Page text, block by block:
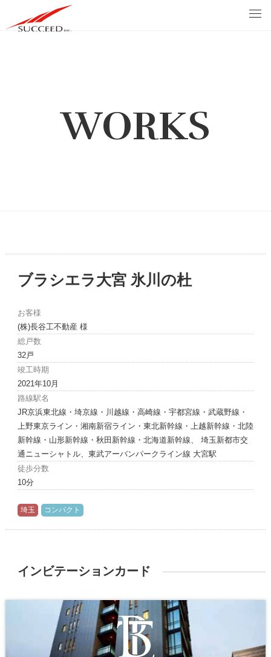
WORKS
ブラシエラ大宮 氷川の杜
お客様
(株)長谷工不動産 様
総戸数
32戸
竣工時期
2021年10月
路線駅名
JR京浜東北線・埼京線・川越線・高崎線・宇都宮線・武蔵野線・
上野東京ライン・湘南新宿ライン・東北新幹線・上越新幹線・北陸
新幹線・山形新幹線・秋田新幹線・北海道新幹線、 埼玉新都市交
通ニューシャトル、東武アーバンパークライン線 大宮駅
徒歩分数
10分
埼玉 コンパクト
インビテーションカード